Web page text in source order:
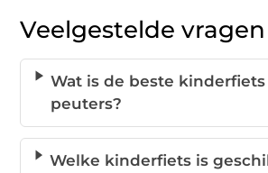
Veelgestelde vragen
Wat is de beste
peuters?
Welke kinderfiets is